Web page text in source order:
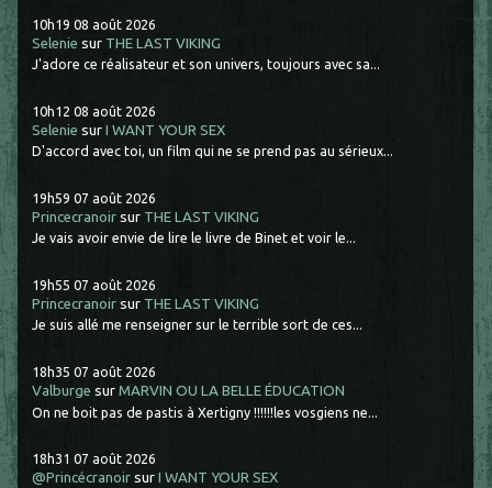
10h19 08 août 2026
Selenie sur THE LAST VIKING
J'adore ce réalisateur et son univers, toujours avec sa...
10h12 08 août 2026
Selenie surI WANT YOUR SEX
D'accord avec toi, un film qui ne se prend pas au sérieux...
19h59 07 août 2026
Princecranoir sur THE LAST VIKING
Je vais avoir envie de lire le livre de Binet et voir le...
19h55 07 août 2026
Princecranoir sur THE LAST VIKING
Je suis allé me renseigner sur le terrible sort de ces...
18h35 07 août 2026
Valburge surMARVIN OU LA BELLE ÉDUCATION
On ne boit pas de pastis à Xertigny !!!!!!les vosgiens ne...
18h31 07 août 2026
@Princécranoir surI WANT YOUR SEX